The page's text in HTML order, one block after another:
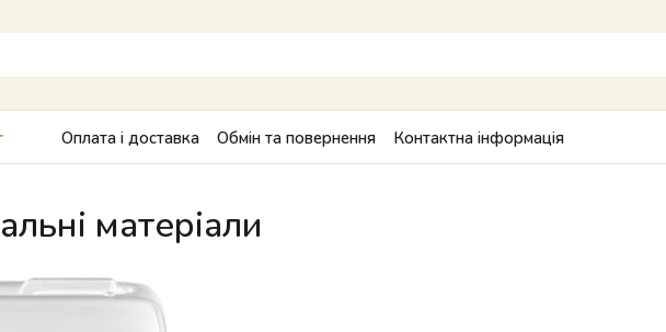
Оплата і доставка Обмін та повернення Контактна інформація
матеріали